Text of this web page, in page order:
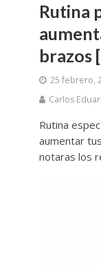
Rutina
brazos
25 febrero,
Carlos
Rutina
aumentar
notaras los